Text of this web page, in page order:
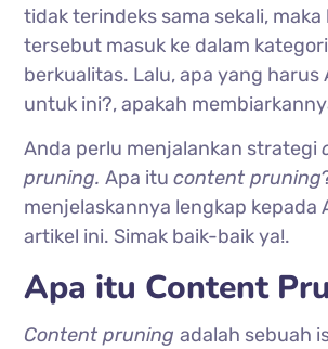
tidak terindeks sama sekali, maka
tersebut masuk ke dalam
berkualitas. Lalu, apa yang harus
untuk ini?, apakah
Anda perlu menjalankan strategi
pruning.Apa itucontent pruning
menjelaskannya lengkap kepada
artikel ini. Simak baik-baik ya!.
Apa itu Content
Content pruningadalah sebuah